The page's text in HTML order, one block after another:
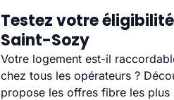
Testez votre
Saint-Sozy
Votre logement est-il
chez tous les opérateurs ?
propose les offres fibre les plus